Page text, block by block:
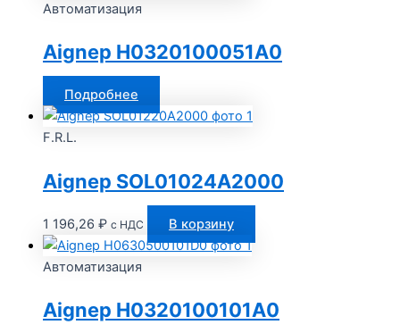
Автоматизация
Aignep H0320100051A0
Подробнее
F.R.L.
Aignep SOL01024A2000
1 196,26 ₽ с НДС В корзину
Автоматизация
Aignep H0320100101A0